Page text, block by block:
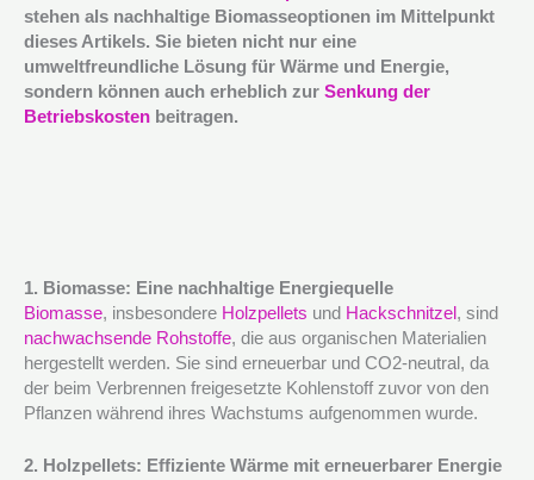
stehen als nachhaltige Biomasseoptionen im Mittelpunkt
dieses Artikels. Sie bieten nicht nur eine
umweltfreundliche Lösung für Wärme und Energie,
sondern können auch erheblich zur Senkung der
Betriebskosten beitragen.
1. Biomasse: Eine nachhaltige Energiequelle
Biomasse, insbesondere Holzpellets und Hackschnitzel , sind
nachwachsende Rohstoffe, die aus organischen Materialien
hergestellt werden. Sie sind erneuerbar und CO2-neutral, da
der beim Verbrennen freigesetzte Kohlenstoff zuvor von den
Pflanzen während ihres Wachstums aufgenommen wurde.
2. Holzpellets: Effiziente Wärme mit erneuerbarer Energie